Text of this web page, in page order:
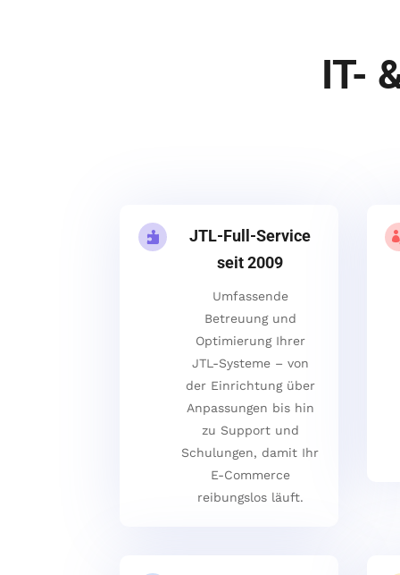
IT-

JTL-Full-Service
seit 2009
Umfassende
Betreuung und
Optimierung Ihrer
JTL-Systeme – von
der Einrichtung über
Anpassungen bis hin
zu Support und
Schulungen, damit Ihr
E-Commerce
reibungslos läuft.